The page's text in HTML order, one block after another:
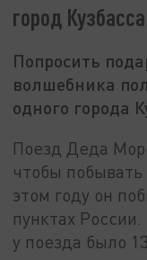
город Кузбасса
Попросить
волшебника
одного города
Поезд Деда
чтобы побывать
этом году он
пунктах
у поезда было